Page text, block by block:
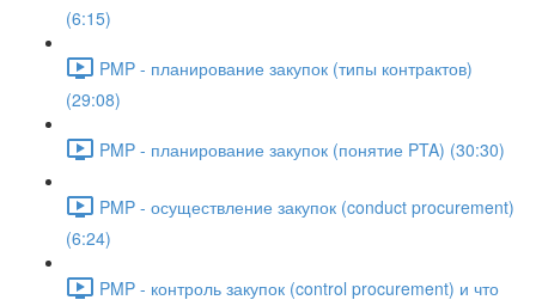
(6:15)
PMP - планирование закупок (типы контрактов)
(29:08)
PMP - планирование закупок (понятие PTA) (30:30)
PMP - осуществление закупок (conduct procurement)
(6:24)
PMP - контроль закупок (control procurement) и что